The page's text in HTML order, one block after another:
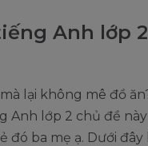
Anh lớp
lại không mê đồ
Anh lớp 2 chủ đề
đó ba mẹ ạ. Dưới đây